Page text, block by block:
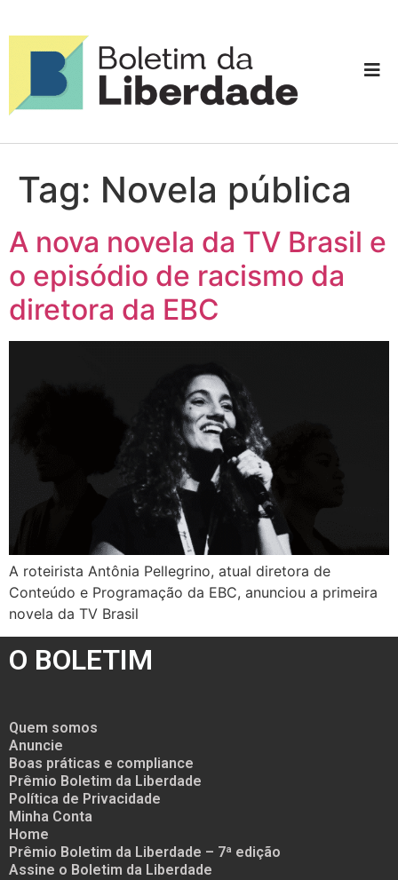
Tag: Novela pública
A nova novela da TV Brasil e
o episódio de racismo da
diretora da EBC
A roteirista Antônia Pellegrino, atual diretora de
Conteúdo e Programação da EBC, anunciou a primeira
novela da TV Brasil
O BOLETIM
Quem somos
Anuncie
Boas práticas e compliance
Prêmio Boletim da Liberdade
Política de Privacidade
Minha Conta
Home
Prêmio Boletim da Liberdade – 7ª edição
Assine o Boletim da Liberdade